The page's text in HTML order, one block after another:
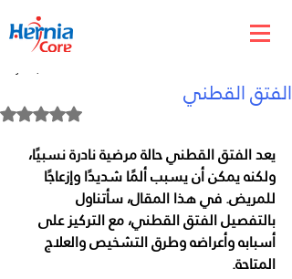
الفتق القطني
May 30, 2024
Rated NaN out of 5 stars.
يعد الفتق القطني حالة مرضية نادرة نسبيًا،
ولكنه يمكن أن يسبب ألمًا شديدًا وإزعاجًا
للمريض. في هذا المقال، سأتناول
بالتفصيل الفتق القطني، مع التركيز على
أسبابه وأعراضه وطرق التشخيص والعلاج
المتاحة.